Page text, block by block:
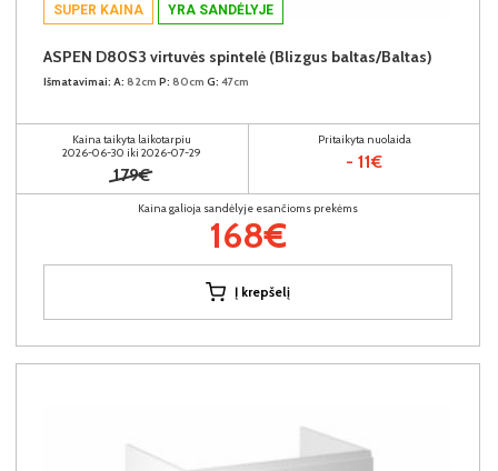
SUPER KAINA YRA SANDĖLYJE
ASPEN D80S3 virtuvės spintelė (Blizgus baltas/Baltas)
Išmatavimai: A: 82cm P: 80cm G: 47cm
Kaina taikyta laikotarpiu
2026-06-30 iki 2026-07-29
179€
Pritaikyta nuolaida
- 11€
Kaina galioja sandėlyje esančioms prekėms
168€
Į krepšelį